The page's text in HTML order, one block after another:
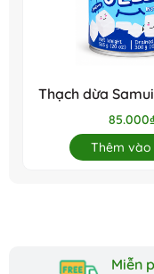
Bảo quản nơi khô
Bảo quản trong
Thạch dừa
JELLY IN
BRAND
Thêm vào
Miễn